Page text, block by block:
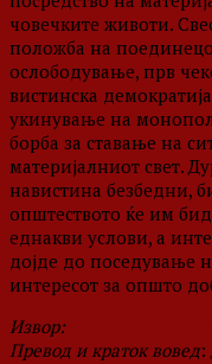
човечките животи.
положба на
ослободување, прв
вистинска
укинување на
борба за ставање на
материјалниот свет.
навистина безбедни,
општеството ќе им
еднакви услови, а
дојде до поседување
интересот за општо
Извор:
Превод и краток вовед: